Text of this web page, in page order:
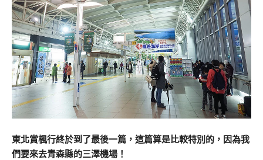
東北賞楓行終於到了最後一篇，這篇算是比較特別的，因為我
們要來去青森縣的三澤機場！